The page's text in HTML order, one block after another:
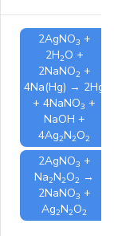
2AgNO3 +
2H2O +
2NaNO2 +
4Na(Hg) → 2Hg
+ 4NaNO3 +
NaOH +
4Ag2N2O2
2AgNO3 +
Na2N2O2 →
2NaNO3 +
Ag2N2O2